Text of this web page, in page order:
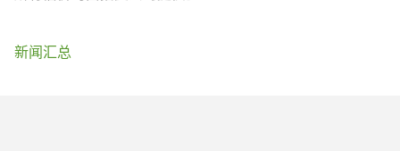
新闻汇总